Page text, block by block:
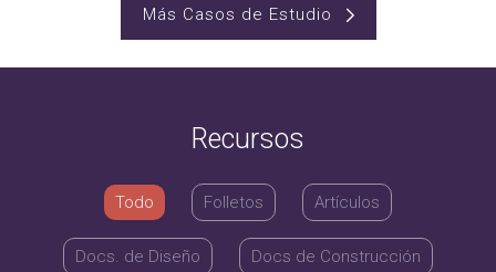
Más Casos de Estudio
Recursos
Todo Folletos Artículos
Docs. de Diseño Docs de Construcción